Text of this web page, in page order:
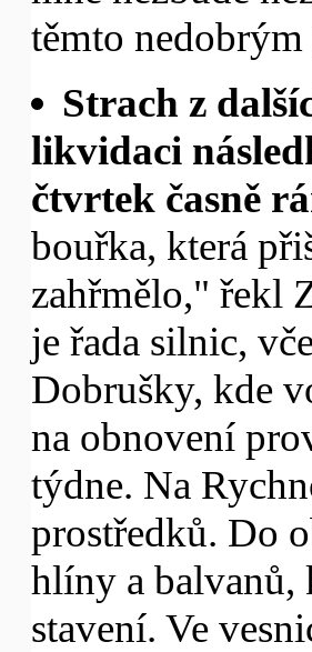
těmto
Strach z
likvidaci
čtvrtek časně
bouřka, která
zahřmělo," řekl
je řada silnic,
Dobrušky, kde
na obnovení
týdne. Na
prostředků. Do
hlíny a balvanů,
stavení. Ve